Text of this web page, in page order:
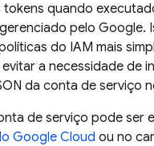
tokens quando
pelo Google.
do IAM mais
a necessidade de
da conta de serviço
de serviço pode ser
Google Cloud ou no